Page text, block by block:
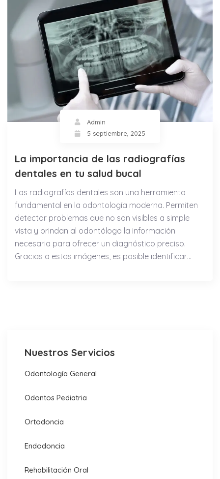
Admin
5 septiembre, 2025
La importancia de las radiografías
dentales en tu salud bucal
Las radiografías dentales son una herramienta
fundamental en la odontología moderna. Permiten
detectar problemas que no son visibles a simple
vista y brindan al odontólogo la información
necesaria para ofrecer un diagnóstico preciso.
Gracias a estas imágenes, es posible identificar…
Nuestros Servicios
Odontología General
Odontos Pediatria
Ortodoncia
Endodoncia
Rehabilitación Oral